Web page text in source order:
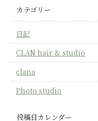
カテゴリー
日記
CLAN hair & studio
clana
Photo studio
投稿日カレンダー